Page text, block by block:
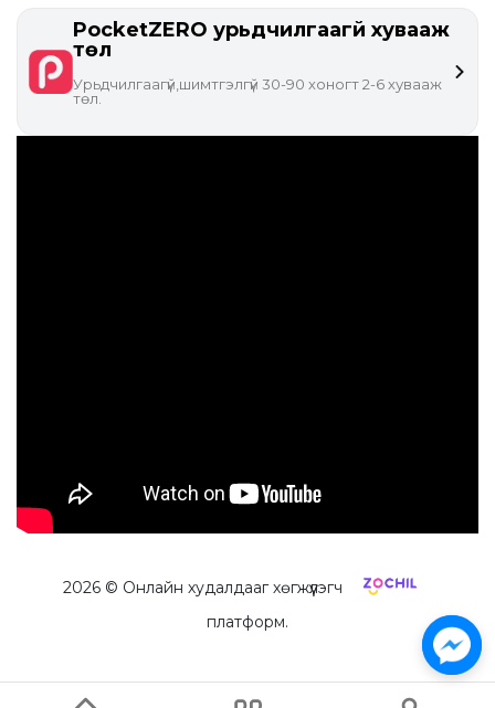
PocketZERO урьдчилгаагүй хувааж
төл
Урьдчилгаагүй,шимтгэлгүй 30-90 хоногт 2-6 хувааж
төл.
2026© Онлайн худалдааг хөгжүүлэгч
платформ.